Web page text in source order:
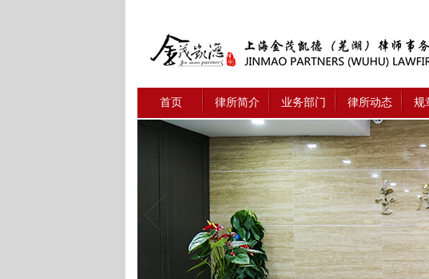
首页 律所简介 业务部门 律所动态 规